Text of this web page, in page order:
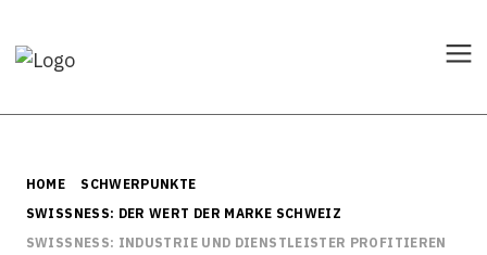
HOME
SCHWERPUNKTE
SWISSNESS: DER WERT DER MARKE SCHWEIZ
SWISSNESS: INDUSTRIE UND DIENSTLEISTER PROFITIEREN